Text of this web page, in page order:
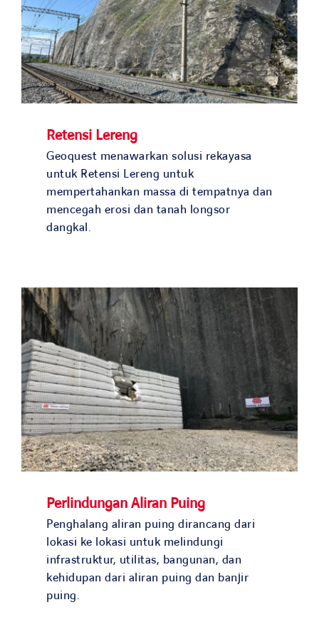
Berita dan media
Kontak
NEGARA KAMI
OUR COUNTRIES
Search
Retensi Lereng
Geoquest menawarkan solusi rekayasa
untuk Retensi Lereng untuk
mempertahankan massa di tempatnya dan
mencegah erosi dan tanah longsor
dangkal.
Perlindungan Aliran Puing
Penghalang aliran puing dirancang dari
lokasi ke lokasi untuk melindungi
infrastruktur, utilitas, bangunan, dan
kehidupan dari aliran puing dan banjir
puing.